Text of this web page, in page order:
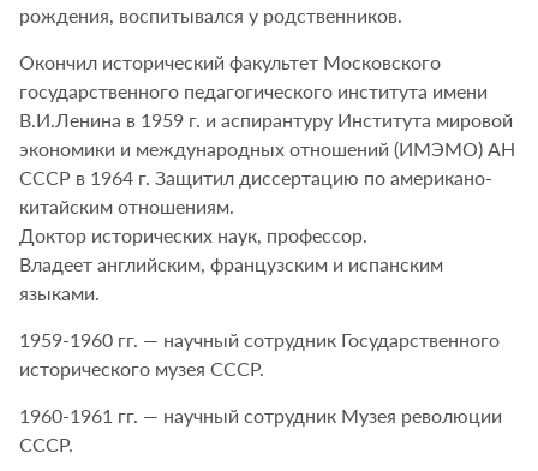
рождения, воспитывался у родственников.
Окончил исторический факультет Московского
государственного педагогического института имени
В.И.Ленина в 1959 г. и аспирантуру Института мировой
экономики и международных отношений (ИМЭМО) АН
СССР в 1964 г. Защитил диссертацию по американо-
китайским отношениям.
Доктор исторических наук, профессор.
Владеет английским, французским и испанским
языками.
1959-1960 гг. — научный сотрудник Государственного
исторического музея СССР.
1960-1961 гг. — научный сотрудник Музея революции
СССР.